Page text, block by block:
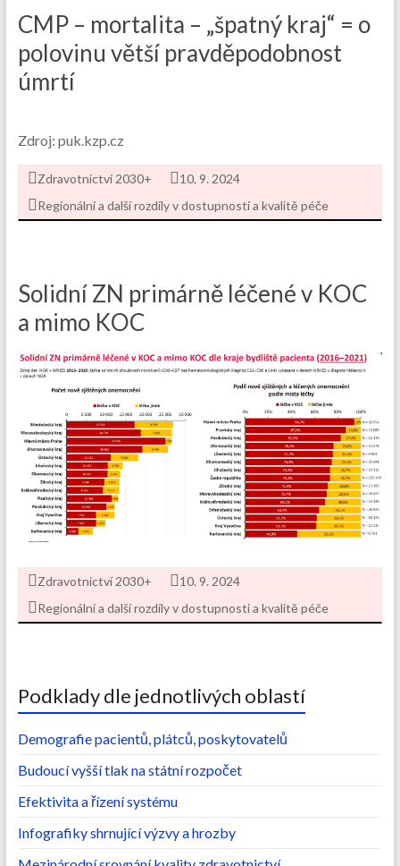
CMP – mortalita – „špatný kraj“ = o
polovinu větší pravděpodobnost
úmrtí
Zdroj: puk.kzp.cz
Zdravotnictví 2030+
10. 9. 2024
Regionální a další rozdíly v dostupnosti a kvalitě péče
Solidní ZN primárně léčené v KOC
a mimo KOC
Zdravotnictví 2030+
10. 9. 2024
Regionální a další rozdíly v dostupnosti a kvalitě péče
Podklady dle jednotlivých oblastí
Demografie pacientů, plátců, poskytovatelů
Budoucí vyšší tlak na státní rozpočet
Efektivita a řízení systému
Infografiky shrnující výzvy a hrozby